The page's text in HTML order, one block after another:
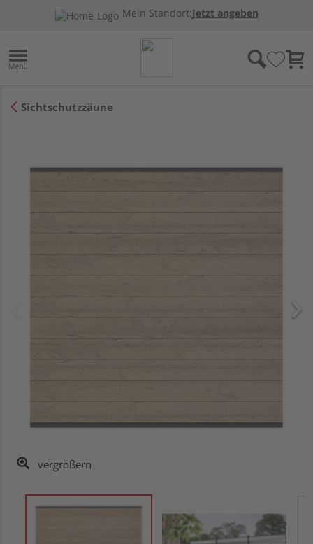
Mein Standort:Jetzt angeben
Sichtschutzzäune
vergrößern